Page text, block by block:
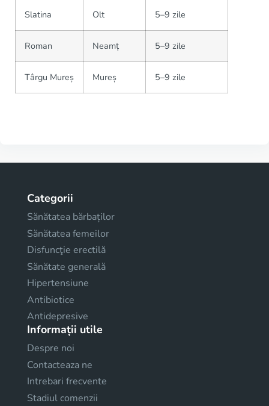
Slatina Olt 5–9 zile
Roman Neamț 5–9 zile
Târgu Mureș Mureș 5–9 zile
Categorii
Sănătatea bărbaților
Sănătatea femeilor
Disfuncţie erectilă
Sănătate generală
Hipertensiune
Antibiotice
Antidepresive
Informații utile
Despre noi
Contacteaza ne
Intrebari frecvente
Stadiul comenzii